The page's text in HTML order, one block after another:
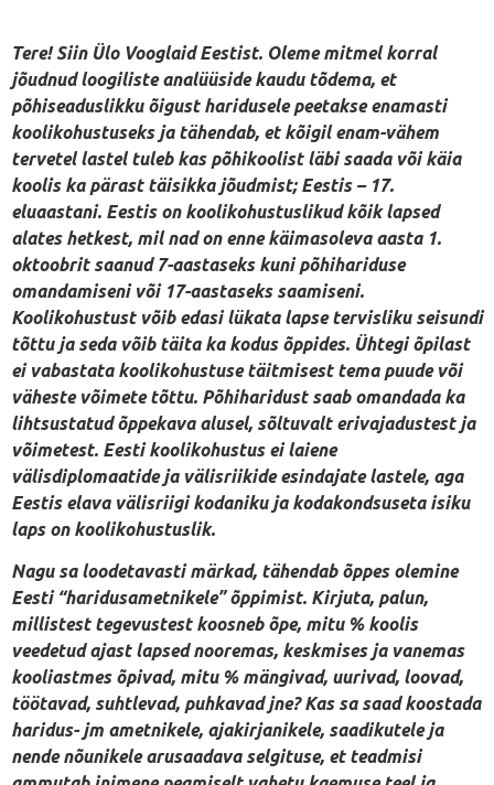
Tere! Siin Ülo Vooglaid Eestist. Oleme mitmel korral
jõudnud loogiliste analüüside kaudu tõdema, et
põhiseaduslikku õigust haridusele peetakse enamasti
koolikohustuseks ja tähendab, et kõigil enam-vähem
tervetel lastel tuleb kas põhikoolist läbi saada või käia
koolis ka pärast täisikka jõudmist; Eestis – 17.
eluaastani. Eestis on koolikohustuslikud kõik lapsed
alates hetkest, mil nad on enne käimasoleva aasta 1.
oktoobrit saanud 7-aastaseks kuni põhihariduse
omandamiseni või 17-aastaseks saamiseni.
Koolikohustust võib edasi lükata lapse tervisliku seisundi
tõttu ja seda võib täita ka kodus õppides. Ühtegi õpilast
ei vabastata koolikohustuse täitmisest tema puude või
väheste võimete tõttu. Põhiharidust saab omandada ka
lihtsustatud õppekava alusel, sõltuvalt erivajadustest ja
võimetest. Eesti koolikohustus ei laiene
välisdiplomaatide ja välisriikide esindajate lastele, aga
Eestis elava välisriigi kodaniku ja kodakondsuseta isiku
laps on koolikohustuslik.
Nagu sa loodetavasti märkad, tähendab õppes olemine
Eesti “haridusametnikele” õppimist. Kirjuta, palun,
millistest tegevustest koosneb õpe, mitu % koolis
veedetud ajast lapsed nooremas, keskmises ja vanemas
kooliastmes õpivad, mitu % mängivad, uurivad, loovad,
töötavad, suhtlevad, puhkavad jne? Kas sa saad koostada
haridus- jm ametnikele, ajakirjanikele, saadikutele ja
nende nõunikele arusaadava selgituse, et teadmisi